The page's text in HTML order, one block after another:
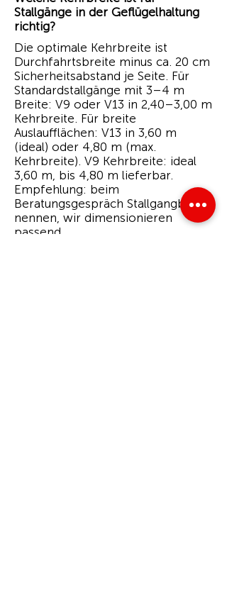
Stallgänge in der Geflügelhaltung
richtig?
Die optimale Kehrbreite ist
Durchfahrtsbreite minus ca. 20 cm
Sicherheitsabstand je Seite. Für
Standardstallgänge mit 3–4 m
Breite: V9 oder V13 in 2,40–3,00 m
Kehrbreite. Für breite
Auslaufflächen: V13 in 3,60 m
(ideal) oder 4,80 m (max.
Kehrbreite). V9 Kehrbreite: ideal
3,60 m, bis 4,80 m lieferbar.
Empfehlung: beim
Beratungsgespräch Stallgangbreite
nennen, wir dimensionieren
passend.